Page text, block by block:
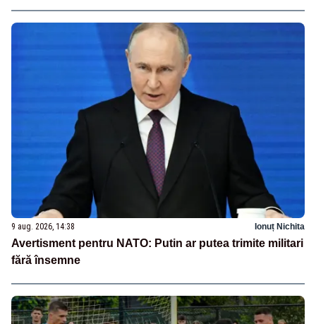
9 aug. 2026, 14:38 Ionuț Nichita
Avertisment pentru NATO: Putin ar putea trimite militari
fără însemne